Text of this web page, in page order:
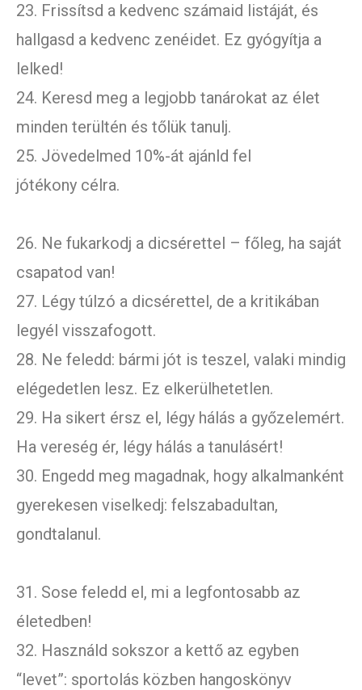
23. Frissítsd a kedvenc számaid listáját, és
hallgasd a kedvenc zenéidet. Ez gyógyítja a
lelked!
24. Keresd meg a legjobb tanárokat az élet
minden terültén és tőlük tanulj.
25. Jövedelmed 10%-át ajánld fel
jótékony célra.
26. Ne fukarkodj a dicsérettel – főleg, ha saját
csapatod van!
27. Légy túlzó a dicsérettel, de a kritikában
legyél visszafogott.
28. Ne feledd: bármi jót is teszel, valaki mindig
elégedetlen lesz. Ez elkerülhetetlen.
29. Ha sikert érsz el, légy hálás a győzelemért.
Ha vereség ér, légy hálás a tanulásért!
30. Engedd meg magadnak, hogy alkalmanként
gyerekesen viselkedj: felszabadultan,
gondtalanul.
31. Sose feledd el, mi a legfontosabb az
életedben!
32. Használd sokszor a kettő az egyben
“levet”: sportolás közben hangoskönyv